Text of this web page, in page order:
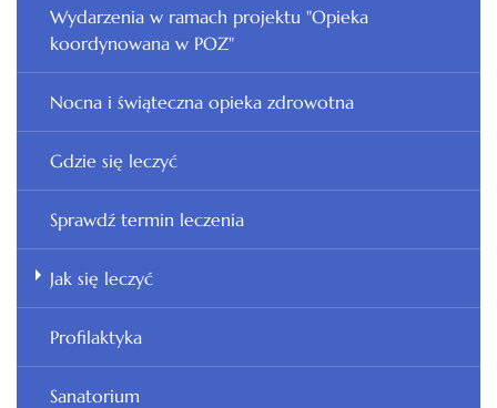
Wydarzenia w ramach projektu "Opieka
koordynowana w POZ"
Nocna i świąteczna opieka zdrowotna
Gdzie się leczyć
Sprawdź termin leczenia
Jak się leczyć
Profilaktyka
Sanatorium